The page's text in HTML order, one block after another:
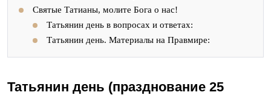
Святые Татианы, молите Бога о нас!
Татьянин день в вопросах и ответах:
Татьянин день. Материалы на Правмире:
Татьянин день (празднование 25